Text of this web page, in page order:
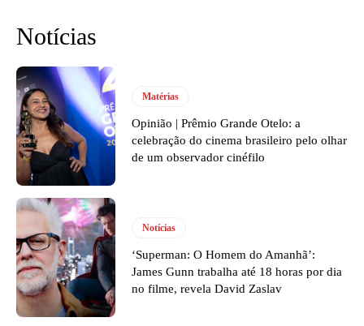
Notícias
Matérias
Opinião | Prêmio Grande Otelo: a
celebração do cinema brasileiro pelo olhar
de um observador cinéfilo
Notícias
‘Superman: O Homem do Amanhã’:
James Gunn trabalha até 18 horas por dia
no filme, revela David Zaslav